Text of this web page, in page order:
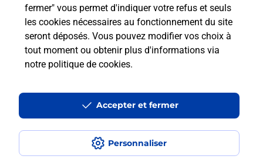
fermer" vous permet d'indiquer votre refus et seuls
les cookies nécessaires au fonctionnement du site
seront déposés. Vous pouvez modifier vos choix à
tout moment ou obtenir plus d'informations via
notre politique de cookies.
Personnaliser
Accepter et fermer
Peut-on passer le permis bateau
avec le CPF ?